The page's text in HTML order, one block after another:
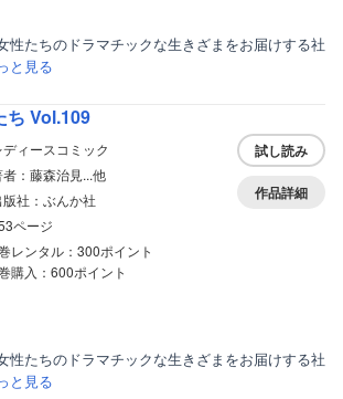
性たちのドラマチックな生きざまをお届けする社
と見る
ち Vol.109
ディースコミック
者：藤森治見...他
版社：ぶんか社
ページ
レンタル：300ポイント
購入：600ポイント
試し読み
作品詳細
性たちのドラマチックな生きざまをお届けする社
と見る
女